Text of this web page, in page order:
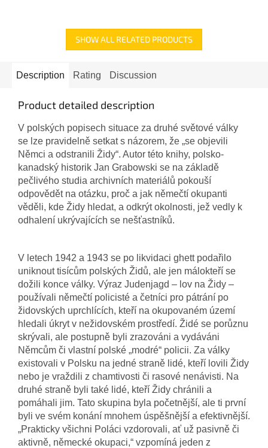
SHOW ALL RELATED PRODUCTS
Description Rating Discussion
Product detailed description
V polských popisech situace za druhé světové války
se lze pravidelně setkat s názorem, že „se objevili
Němci a odstranili Židy“. Autor této knihy, polsko-
kanadský historik Jan Grabowski se na základě
pečlivého studia archivních materiálů pokouší
odpovědět na otázku, proč a jak němečtí okupanti
věděli, kde Židy hledat, a odkrýt okolnosti, jež vedly k
odhalení ukrývajících se nešťastníků.
V letech 1942 a 1943 se po likvidaci ghett podařilo
uniknout tisícům polských Židů, ale jen málokteří se
dožili konce války. Výraz Judenjagd – lov na Židy –
používali němečtí policisté a četníci pro pátrání po
židovských uprchlících, kteří na okupovaném území
hledali úkryt v nežidovském prostředí. Židé se porůznu
skrývali, ale postupně byli zrazováni a vydáváni
Němcům či vlastní polské „modré“ policii. Za války
existovali v Polsku na jedné straně lidé, kteří lovili Židy
nebo je vraždili z chamtivosti či rasové nenávisti. Na
druhé straně byli také lidé, kteří Židy chránili a
pomáhali jim. Tato skupina byla početnější, ale ti první
byli ve svém konání mnohem úspěšnější a efektivnější.
„Prakticky všichni Poláci vzdorovali, ať už pasivně či
aktivně, německé okupaci,“ vzpomíná jeden z